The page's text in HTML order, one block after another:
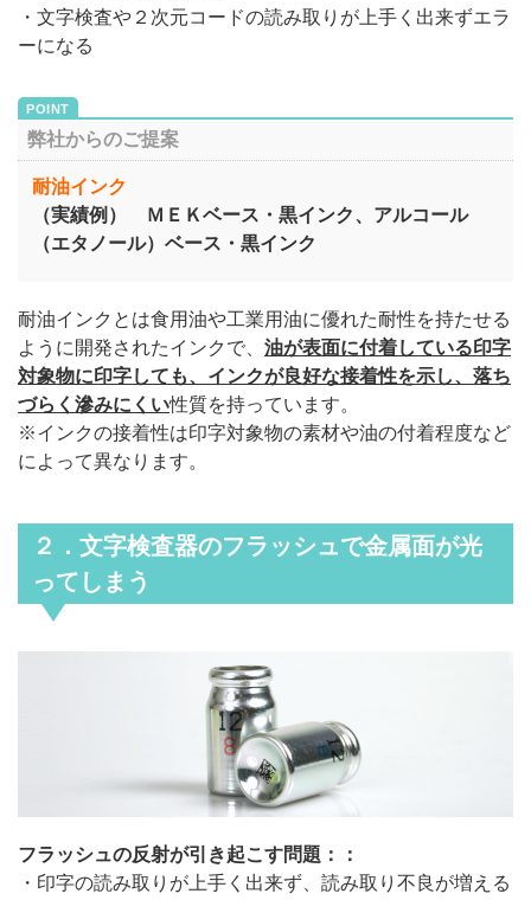
・文字検査や２次元コードの読み取りが上手く出来ずエラ
ーになる
弊社からのご提案
耐油インク
（実績例） ＭＥＫベース・黒インク、アルコール
（エタノール）ベース・黒インク
耐油インクとは食用油や工業用油に優れた耐性を持たせる
ように開発されたインクで、 油が表面に付着している印字
対象物に印字しても、インクが良好な接着性を示し、落ち
づらく滲みにくい性質を持っています。
※インクの接着性は印字対象物の素材や油の付着程度など
によって異なります。
２．文字検査器のフラッシュで金属面が光
ってしまう
フラッシュの反射が引き起こす問題：
：
・印字の読み取りが上手く出来ず、読み取り不良が増える